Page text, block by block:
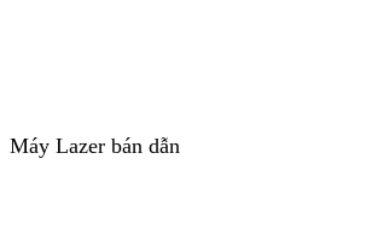
Máy Lazer bán dẫn